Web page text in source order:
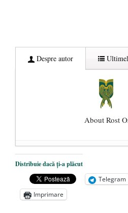
Despre autor
About Rost
Dezvăluiri
președintele Ucrainei,
Zelensky
- 13 mai
Statul care servește
Distribuie dacă ți-a plăcut
Telegram
Imprimare